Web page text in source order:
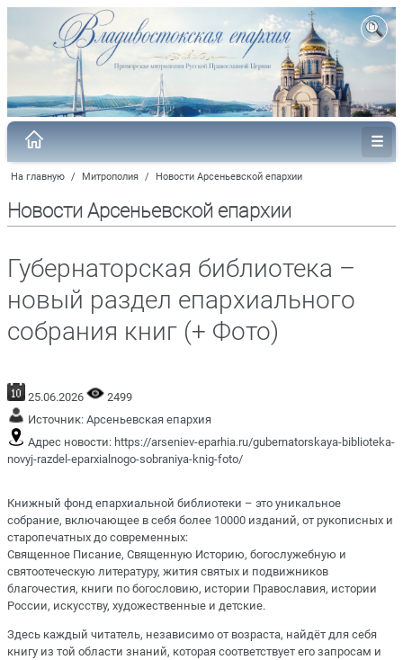
На главную / Митрополия / Новости Арсеньевской епархии
Новости Арсеньевской епархии
Губернаторская библиотека –
новый раздел епархиального
собрания книг (+ Фото)
25.06.2026
2499
Источник: Арсеньевская епархия
Адрес новости: https://arseniev-eparhia.ru/gubernatorskaya-biblioteka-
novyj-razdel-eparxialnogo-sobraniya-knig-foto/
Книжный фонд епархиальной библиотеки – это уникальное
собрание, включающее в себя более 10000 изданий, от рукописных и
старопечатных до современных:
Священное Писание, Священную Историю, богослужебную и
святоотеческую литературу, жития святых и подвижников
благочестия, книги по богословию, истории Православия, истории
России, искусству, художественные и детские.
Здесь каждый читатель, независимо от возраста, найдёт для себя
книгу из той области знаний, которая соответствует его запросам и